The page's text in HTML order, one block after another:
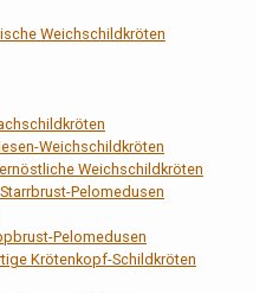
Weichschildkröten
Weichschildkröten
Weichschildkröten
Pelomedusen
Pelomedusen
Krötenkopf-Schildkröten